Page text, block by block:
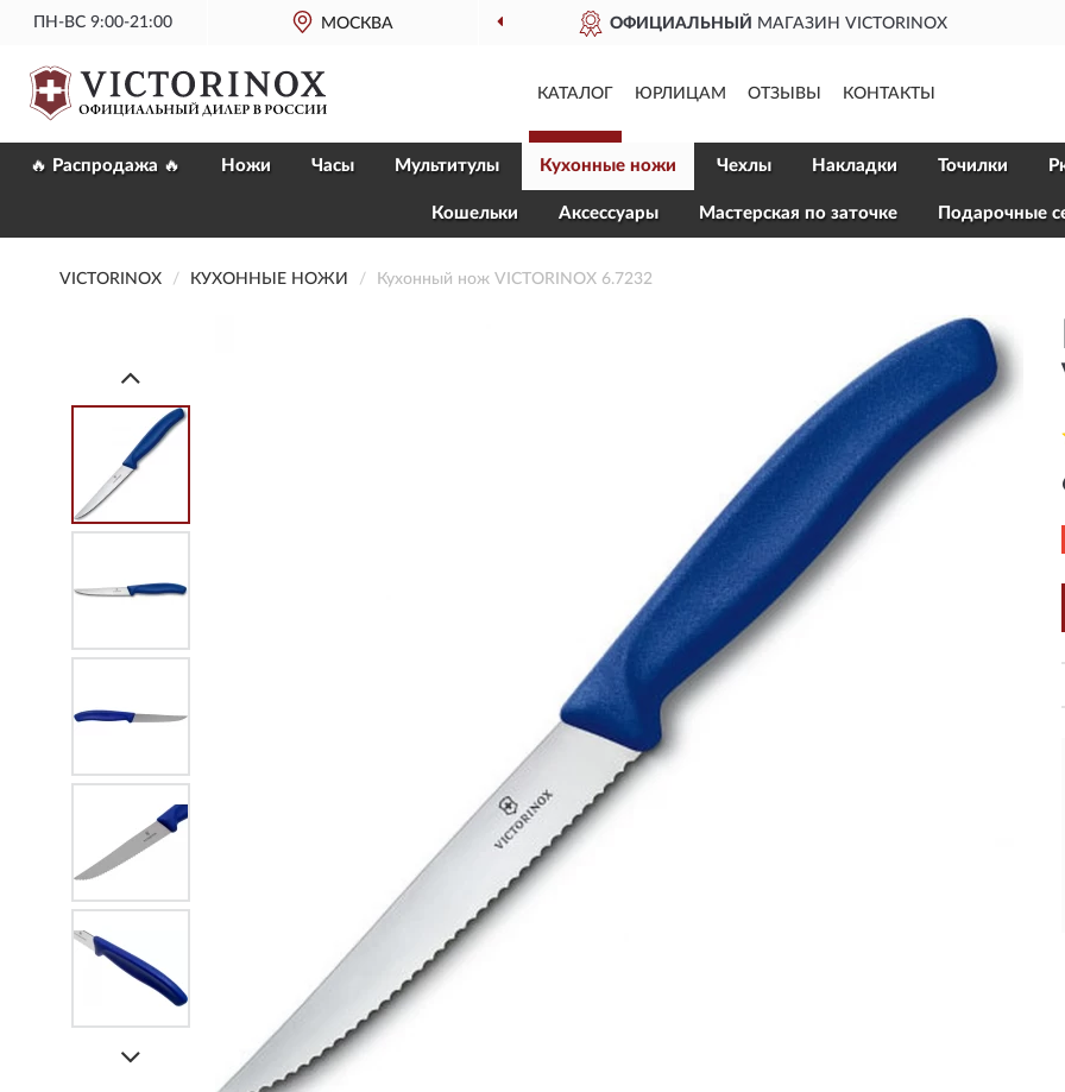
ПН-ВС 9:00-21:00 МОСКВА
ОФИЦИАЛЬНЫЙ МАГАЗИН VICTORINOX ДОСТАВИМПО ВСЕЙ
КАТАЛОГ ЮРЛИЦАМ ОТЗЫВЫ КОНТАКТЫ
🔥 Распродажа 🔥 Ножи Часы Мультитулы Кухонные ножи Чехлы Накладки Точилки
Кошельки Aксессуары Мастерская по заточке Подарочные
VICTORINOX КУХОННЫЕ НОЖИ Кухонный нож VICTORINOX 6.7232